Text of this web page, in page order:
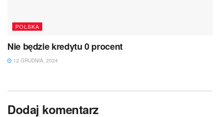
POLSKA
Nie będzie kredytu 0 procent
12 GRUDNIA, 2024
Dodaj komentarz